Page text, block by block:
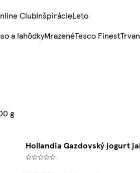
ClubInšpirácieLeto
a lahôdkyMrazenéTesco Finest
g
Hollandia Gazdovský jogurt